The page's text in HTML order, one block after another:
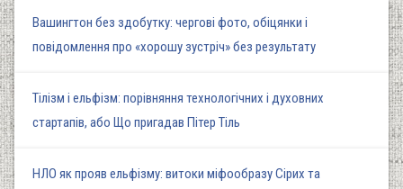
Вашингтон без здобутку: чергові фото, обіцянки і
повідомлення про «хорошу зустріч» без результату
Тілізм і ельфізм: порівняння технологічних і духовних
стартапів, або Що пригадав Пітер Тіль
НЛО як прояв ельфізму: витоки міфообразу Сірих та